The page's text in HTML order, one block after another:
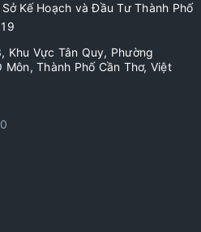
Kế Hoạch và Đầu Tư Thành Phố
Khu Vực Tân Quy, Phường
Môn, Thành Phố Cần Thơ, Việt